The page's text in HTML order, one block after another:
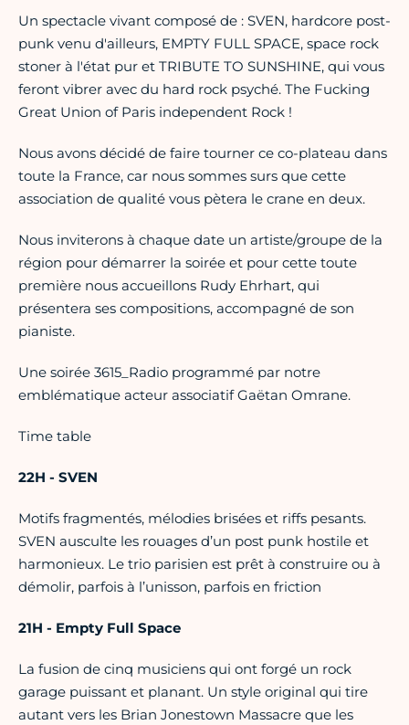
Un spectacle vivant composé de : SVEN, hardcore post-
punk venu d'ailleurs, EMPTY FULL SPACE, space rock
stoner à l'état pur et TRIBUTE TO SUNSHINE, qui vous
feront vibrer avec du hard rock psyché. The Fucking
Great Union of Paris independent Rock !
Nous avons décidé de faire tourner ce co-plateau dans
toute la France, car nous sommes surs que cette
association de qualité vous pètera le crane en deux.
Nous inviterons à chaque date un artiste/groupe de la
région pour démarrer la soirée et pour cette toute
première nous accueillons Rudy Ehrhart, qui
présentera ses compositions, accompagné de son
pianiste.
Une soirée 3615_Radio programmé par notre
emblématique acteur associatif Gaëtan Omrane.
Time table
22H - SVEN
Motifs fragmentés, mélodies brisées et riffs pesants.
SVEN ausculte les rouages d’un post punk hostile et
harmonieux. Le trio parisien est prêt à construire ou à
démolir, parfois à l’unisson, parfois en friction
21H - Empty Full Space
La fusion de cinq musiciens qui ont forgé un rock
garage puissant et planant. Un style original qui tire
autant vers les Brian Jonestown Massacre que les